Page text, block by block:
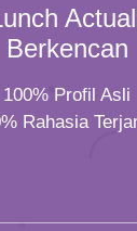
Berkencan
100% Profil Asli
Rahasia